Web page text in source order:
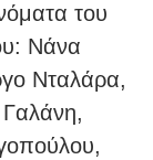
του
Νάνα
Νταλάρα,